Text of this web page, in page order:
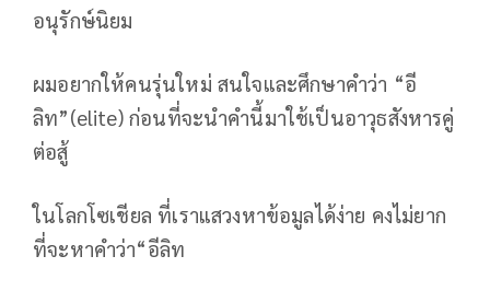
อนุรักษ์นิยม
ผมอยากให้คนรุ่นใหม่ สนใจและศึกษาคำว่า “อี
ลิท”(elite) ก่อนที่จะนำคำนี้มาใช้เป็นอาวุธสังหารคู่
ต่อสู้
ในโลกโซเชียล ที่เราแสวงหาข้อมูลได้ง่าย คงไม่ยาก
ที่จะหาคำว่า“อีลิท